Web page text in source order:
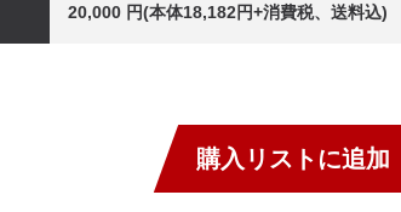
20,000 円(本体18,182円+消費税、送料込)
購入リストに追加